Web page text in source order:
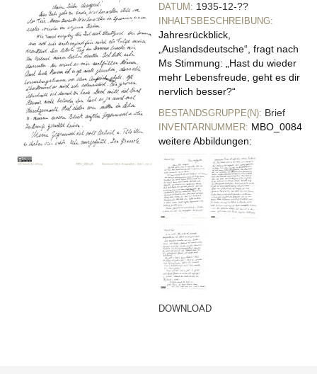
DATUM: 1935-12-??
INHALTSBESCHREIBUNG:
Jahresrückblick,
„Auslandsdeutsche“, fragt nach
Ms Stimmung: „Hast du wieder
mehr Lebensfreude, geht es dir
nervlich besser?“
BESTANDSGRUPPE(N): Brief
INVENTARNUMMER: MBO_0084
weitere Abbildungen:
DOWNLOAD